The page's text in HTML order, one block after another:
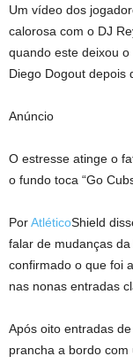
Um vídeo dos
calorosa com o DJ
quando este deixou
Diego Dogout depois
Anúncio
O estresse atinge o
o fundo toca “Go
PorAtléticoShield
falar de mudanças
confirmado o que foi
nas nonas entradas
Após oito entradas
prancha a bordo